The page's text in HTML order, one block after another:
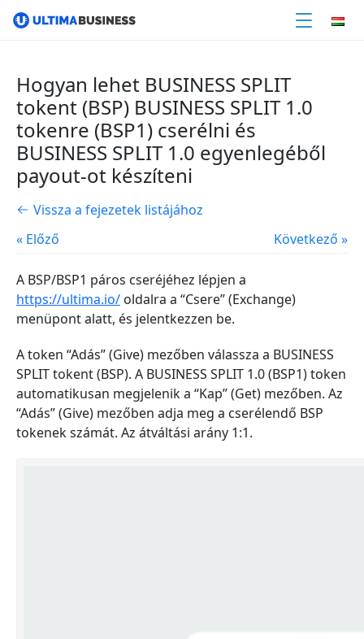
Hogyan lehet BUSINESS SPLIT
tokent (BSP) BUSINESS SPLIT 1.0
tokenre (BSP1) cserélni és
BUSINESS SPLIT 1.0 egyenlegéből
payout-ot készíteni
Vissza a fejezetek listájához
« Előző
Következő »
A BSP/BSP1 páros cseréjéhez lépjen a
https://ultima.io/ oldalra a “Csere” (Exchange)
menüpont alatt, és jelentkezzen be.
A token “Adás” (Give) mezőben válassza a BUSINESS
SPLIT tokent (BSP). A BUSINESS SPLIT 1.0 (BSP1) token
automatikusan megjelenik a “Kap” (Get) mezőben. Az
“Adás” (Give) mezőben adja meg a cserélendő BSP
tokenek számát. Az átváltási arány 1:1.